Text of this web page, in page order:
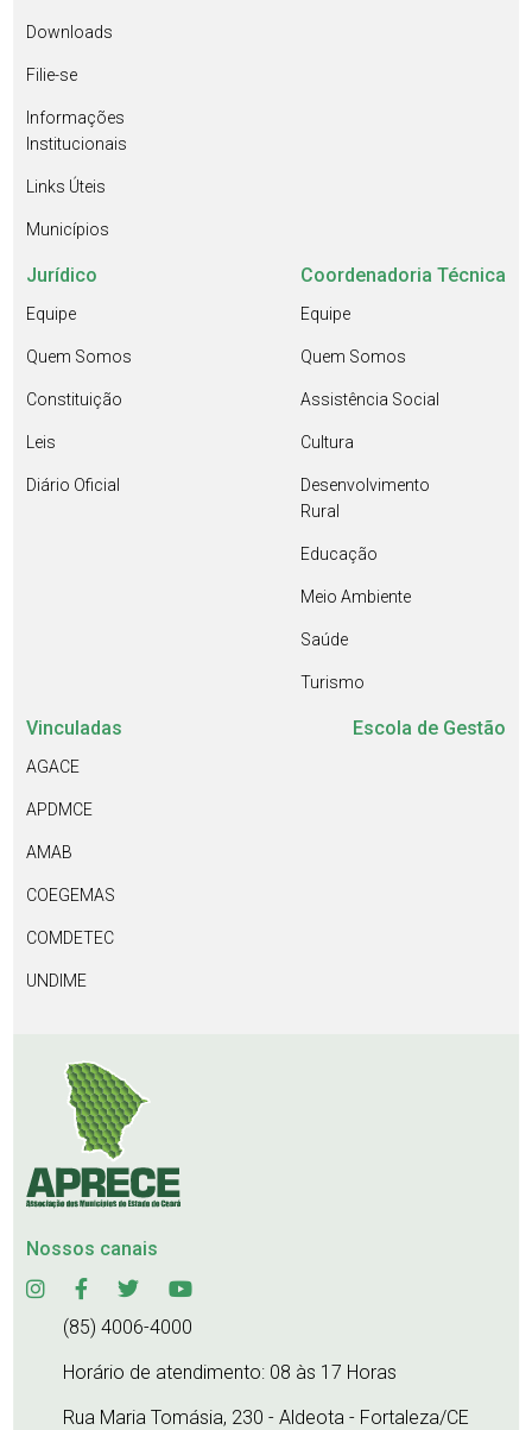
Downloads
Filie-se
Informações
Institucionais
Links Úteis
Municípios
Jurídico
Equipe
Quem Somos
Constituição
Leis
Diário Oficial
Coordenadoria Técnica
Equipe
Quem Somos
Assistência Social
Cultura
Desenvolvimento
Rural
Educação
Meio Ambiente
Saúde
Turismo
Vinculadas
AGACE
APDMCE
AMAB
COEGEMAS
COMDETEC
UNDIME
Escola de Gestão
Nossos canais
(85) 4006-4000
Horário de atendimento: 08 às 17 Horas
Rua Maria Tomásia, 230 - Aldeota - Fortaleza/CE